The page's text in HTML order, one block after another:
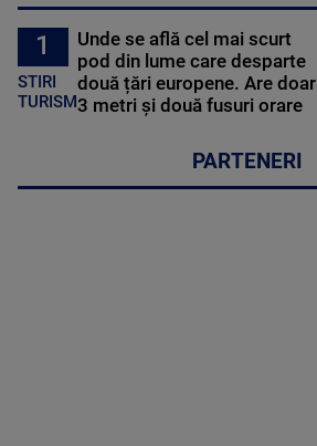
1
STIRI
TURISM
Unde se află cel mai scurt
pod din lume care desparte
două țări europene. Are doar
3 metri și două fusuri orare
PARTENERI